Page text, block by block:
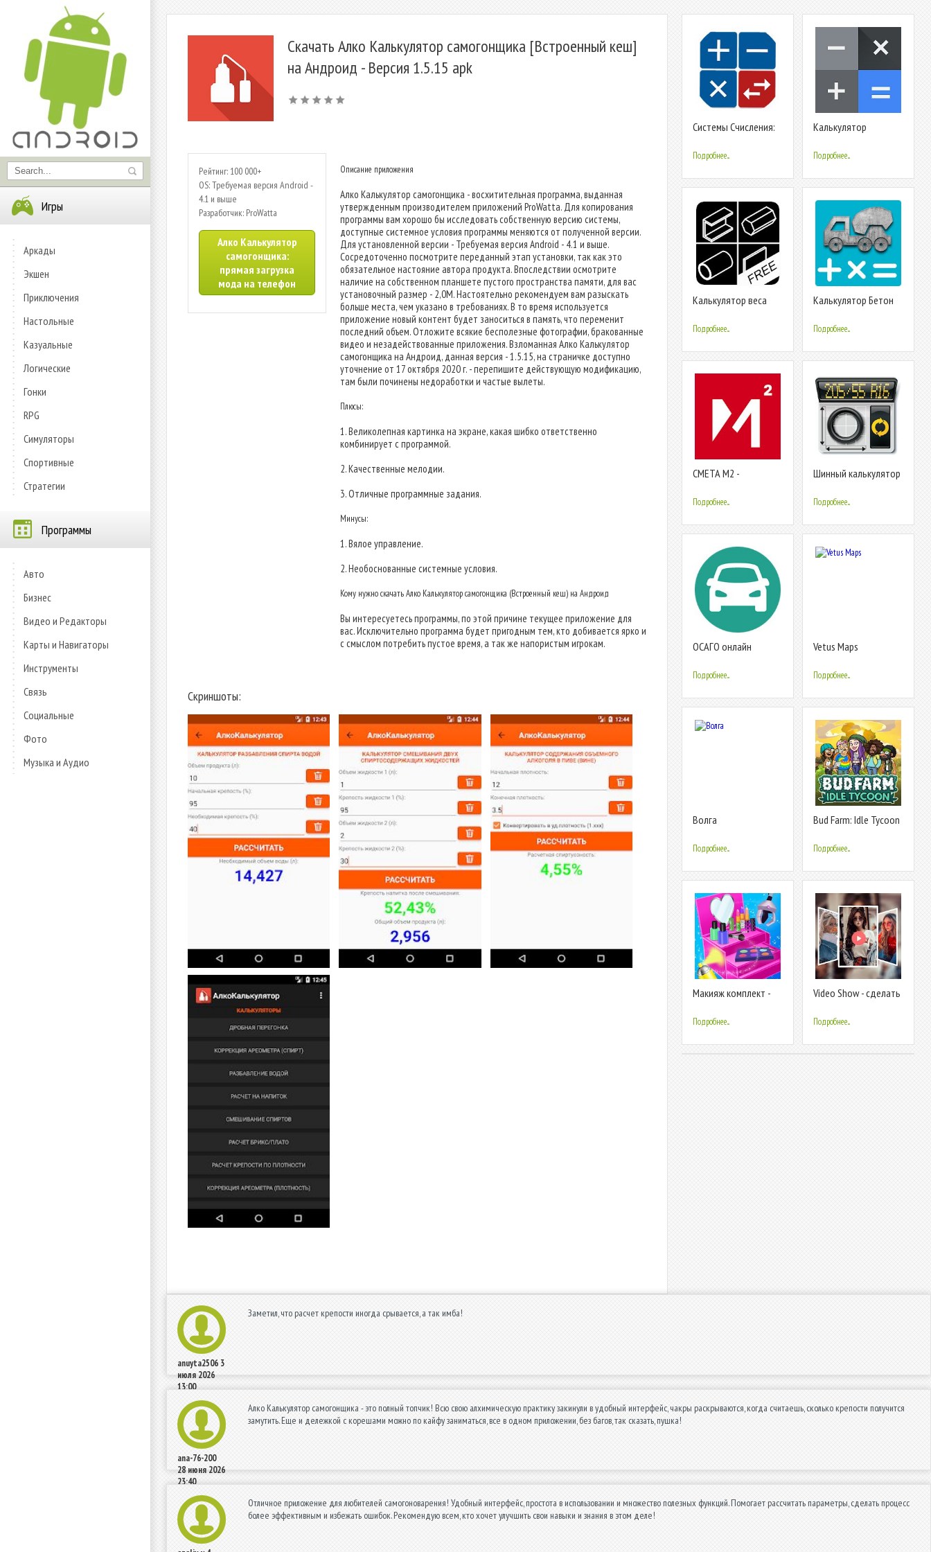
Игры
Аркады
Экшен
Приключения
Настольные
Казуальные
Логические
Гонки
RPG
Симуляторы
Спортивные
Стратегии
Программы
Авто
Бизнес
Видео и Редакторы
Карты и Навигаторы
Инструменты
Связь
Социальные
Фото
Музыка и Аудио
Скачать Алко Калькулятор самогонщика [Встроенный кеш]
на Андроид - Версия 1.5.15 apk
Рейтинг: 100 000+
OS: Требуемая версия Android -
4.1 и выше
Разработчик: ProWatta
Алко Калькулятор
самогонщика:
прямая загрузка
мода на телефон
Описание приложения
Алко Калькулятор самогонщика - восхитительная программа, выданная
утвержденным производителем приложений ProWatta. Для копирования
программы вам хорошо бы исследовать собственную версию системы,
доступные системное условия программы меняются от полученной версии.
Для установленной версии - Требуемая версия Android - 4.1 и выше.
Сосредоточенно посмотрите переданный этап установки, так как это
обязательное настояние автора продукта. Впоследствии осмотрите
наличие на собственном планшете пустого пространства памяти, для вас
установочный размер - 2,0M. Настоятельно рекомендуем вам разыскать
больше места, чем указано в требованиях. В то время используется
приложение новый контент будет заноситься в память, что переменит
последний объем. Отложите всякие бесполезные фотографии, бракованные
видео и незадействованные приложения. Взломанная Алко Калькулятор
самогонщика на Андроид, данная версия - 1.5.15, на страничке доступно
уточнение от 17 октября 2020 г. - перепишите действующую модификацию,
там были починены недоработки и частые вылеты.
Плюсы:
1. Великолепная картинка на экране, какая шибко ответственно
комбинирует с программой.
2. Качественные мелодии.
3. Отличные программные задания.
Минусы:
1. Вялое управление.
2. Необоснованные системные условия.
Кому нужно скачать Алко Калькулятор самогонщика (Встроенный кеш) на Андроид
Вы интересуетесь программы, по этой причине текущее приложение для
вас. Исключительно программа будет пригодным тем, кто добивается ярко и
с смыслом потребить пустое время, а так же напористым игрокам.
Скриншоты:
Системы Счисления:
Конвертер
Подробнее...
Калькулятор
Подробнее...
Калькулятор веса
Подробнее...
Калькулятор Бетон
Подробнее...
СМЕТА М2 -
строительных работ
Подробнее...
Шинный калькулятор
Подробнее...
ОСАГО онлайн
Подробнее...
Vetus Maps
Подробнее...
Волга
Подробнее...
Bud Farm: Idle Tycoon
Подробнее...
Макияж комплект -
макияж для девочек
Подробнее...
Video Show - сделать
музыкой
Подробнее...
anuyta2506 3
июля 2026
13:00
Заметил, что расчет крепости иногда срывается, а так имба!
ana-76-200
28 июня 2026
23:40
Алко Калькулятор самогонщика - это полный топчик! Всю свою алхимическую практику закинули в удобный интерфейс, чакры раскрываются, когда считаешь, сколько крепости получится
замутить. Еще и дележкой с корешами можно по кайфу заниматься, все в одном приложении, без багов, так сказать, пушка!
Отличное приложение для любителей самогоноварения! Удобный интерфейс, простота в использовании и множество полезных функций. Помогает рассчитать параметры, сделать процесс
более эффективным и избежать ошибок. Рекомендую всем, кто хочет улучшить свои навыки и знания в этом деле!